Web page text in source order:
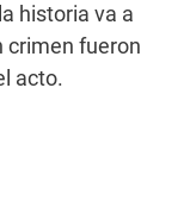
historia va a
crimen fueron
acto.